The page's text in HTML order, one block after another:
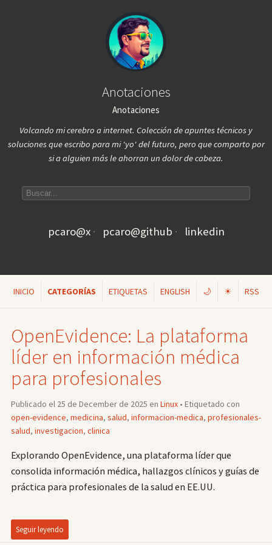
Anotaciones
Anotaciones
Volcando mi cerebro a internet. Colección de apuntes técnicos y
soluciones que escribo para mi 'yo' del futuro, pero que comparto por
si a alguien más le ahorran un dolor de cabeza.
pcaro@x pcaro@github linkedin
INICIO CATEGORÍAS ETIQUETAS ENGLISH 🌙 ☀ RSS
OpenEvidence: La plataforma
líder en información médica
para profesionales
Publicado el 25 de December de 2025 en Linux• Etiquetado con
open-evidence, medicina, salud, informacion-medica, profesionales-
salud, investigacion, clinica
Explorando OpenEvidence, una plataforma líder que
consolida información médica, hallazgos clínicos y guías de
práctica para profesionales de la salud en EE.UU.
Seguir leyendo